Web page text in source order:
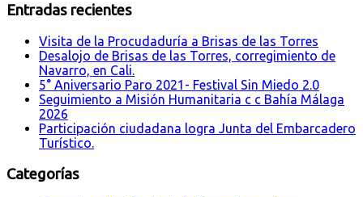
Entradas recientes
Visita de la Procudaduría a Brisas de las Torres
Desalojo de Brisas de las Torres, corregimiento de
Navarro, en Cali.
5° Aniversario Paro 2021- Festival Sin Miedo 2.0
Seguimiento a Misión Humanitaria c c Bahía Málaga
2026
Participación ciudadana logra Junta del Embarcadero
Turístico.
Categorías